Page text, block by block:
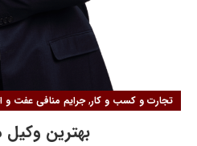
تجارت و کسب و کار,جرایم منافی عفت و
بهترین وکیل